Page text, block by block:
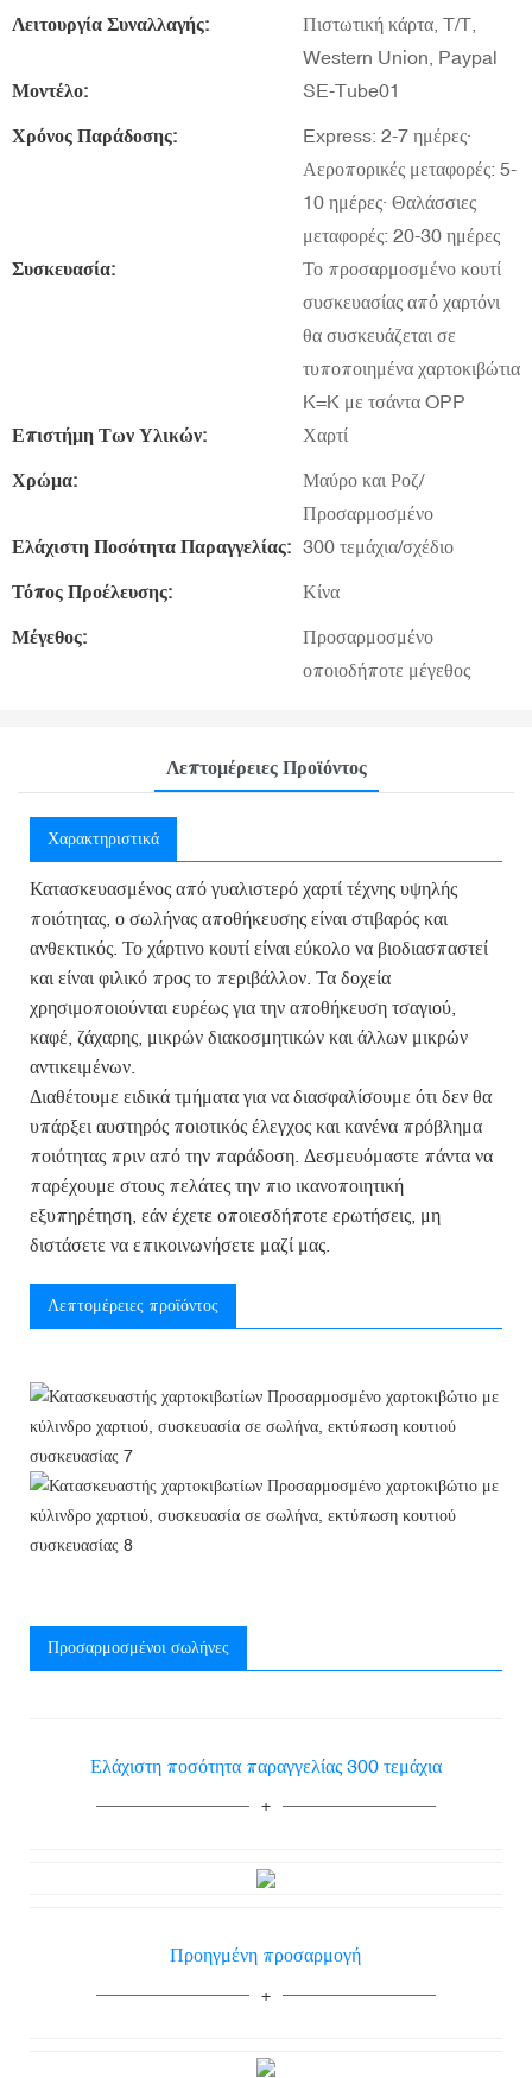
Λειτουργία Συναλλαγής:
Πιστωτική κάρτα, T/T,
Western Union, Paypal
Μοντέλο:
SE-Tube01
Χρόνος Παράδοσης:
Express: 2-7 ημέρες·
Αεροπορικές μεταφορές: 5-
10 ημέρες· Θαλάσσιες
μεταφορές: 20-30 ημέρες
Συσκευασία:
Το προσαρμοσμένο κουτί
συσκευασίας από χαρτόνι
θα συσκευάζεται σε
τυποποιημένα χαρτοκιβώτια
K=K με τσάντα OPP
Επιστήμη Των Υλικών:
Χαρτί
Χρώμα:
Μαύρο και Ροζ/
Προσαρμοσμένο
Ελάχιστη Ποσότητα Παραγγελίας: 300 τεμάχια/σχέδιο
Τόπος Προέλευσης: Κίνα
Μέγεθος:
Προσαρμοσμένο
οποιοδήποτε μέγεθος
Λεπτομέρειες Προϊόντος
Χαρακτηριστικά
Κατασκευασμένος από γυαλιστερό χαρτί τέχνης υψηλής
ποιότητας, ο σωλήνας αποθήκευσης είναι στιβαρός και
ανθεκτικός. Το χάρτινο κουτί είναι εύκολο να βιοδιασπαστεί
και είναι φιλικό προς το περιβάλλον. Τα δοχεία
χρησιμοποιούνται ευρέως για την αποθήκευση τσαγιού,
καφέ, ζάχαρης, μικρών διακοσμητικών και άλλων μικρών
αντικειμένων.
Διαθέτουμε ειδικά τμήματα για να διασφαλίσουμε ότι δεν θα
υπάρξει αυστηρός ποιοτικός έλεγχος και κανένα πρόβλημα
ποιότητας πριν από την παράδοση. Δεσμευόμαστε πάντα να
παρέχουμε στους πελάτες την πιο ικανοποιητική
εξυπηρέτηση, εάν έχετε οποιεσδήποτε ερωτήσεις, μη
διστάσετε να επικοινωνήσετε μαζί μας.
Λεπτομέρειες προϊόντος
Προσαρμοσμένοι σωλήνες
Ελάχιστη ποσότητα παραγγελίας 300 τεμάχια
Προηγμένη προσαρμογή